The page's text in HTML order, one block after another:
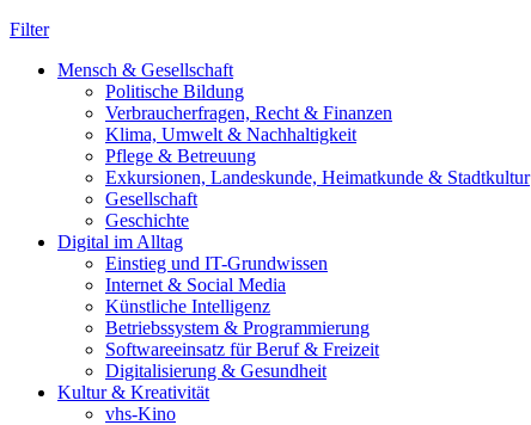
Filter
Mensch & Gesellschaft
Politische Bildung
Verbraucherfragen, Recht & Finanzen
Klima, Umwelt & Nachhaltigkeit
Pflege & Betreuung
Exkursionen, Landeskunde, Heimatkunde & Stadtkultur
Gesellschaft
Geschichte
Digital im Alltag
Einstieg und IT-Grundwissen
Internet & Social Media
Künstliche Intelligenz
Betriebssystem & Programmierung
Softwareeinsatz für Beruf & Freizeit
Digitalisierung & Gesundheit
Kultur & Kreativität
vhs-Kino